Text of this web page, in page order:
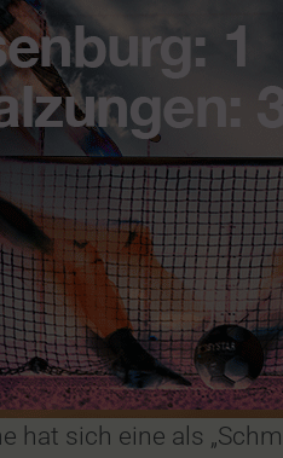
hat sich eine als